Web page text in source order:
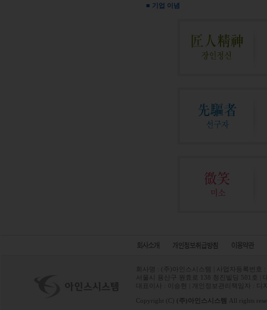
■ 기업 이념
회사명 : (주)아인스시스템 | 사업자등록번호
서울시 용산구 원효로 138 청진빌딩 501호 |
대표이사 : 이승현 | 개인정보관리책임자 : 디
Copyright (C) (주)아인스시스템 All rights